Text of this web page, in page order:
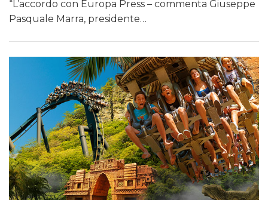
“L’accordo con Europa Press – commenta Giuseppe
Pasquale Marra, presidente…